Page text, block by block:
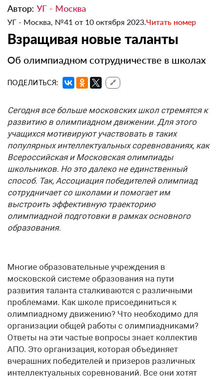
Автор: УГ - Москва
УГ - Москва, №41 от 10 октября 2023.Читать номер
Взращивая новые таланты
Об олимпиадном сотрудничестве в школах
ПОДЕЛИТЬСЯ: 🔗
Сегодня все больше московских школ стремятся к
развитию в олимпиадном движении. Для этого
учащихся мотивируют участвовать в таких
популярных интеллектуальных соревнованиях, как
Всероссийская и Московская олимпиады
школьников. Но это далеко не единственный
способ. Так, Ассоциация победителей олимпиад
сотрудничает со школами и помогает им
выстроить эффективную траекторию
олимпиадной подготовки в рамках основного
образования.
Многие образовательные учреждения в
московской системе образования на пути
развития таланта сталкиваются с различными
проблемами. Как школе присоединиться к
олимпиадному движению? Что необходимо для
организации общей работы с олимпиадниками?
Ответы на эти частые вопросы знает коллектив
АПО. Это организация, которая объединяет
вчерашних победителей и призеров различных
интеллектуальных соревнований. Все они хотят